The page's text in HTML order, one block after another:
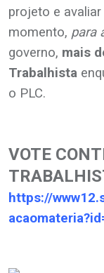
projeto e
momento, para
governo, mais
Trabalhista
o PLC.
VOTE
https://